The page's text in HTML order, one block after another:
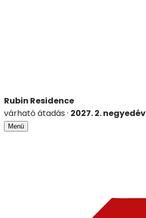
Rubin Residence
várható átadás · 2027. 2. negyedév
Menü